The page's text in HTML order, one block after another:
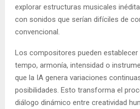
explorar estructuras musicales
con sonidos que serían difíciles de
convencional.
Los compositores pueden
tempo, armonía, intensidad o
que la IA genera variaciones
posibilidades. Esto transforma el
diálogo dinámico entre creatividad